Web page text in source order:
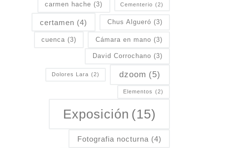
carmen hache (3) Cementerio (2)
certamen (4) Chus Algueró (3)
cuenca (3) Cámara en mano (3)
David Corrochano (3)
Dolores Lara (2) dzoom (5)
Elementos (2)
Exposición (15)
Fotografia nocturna (4)